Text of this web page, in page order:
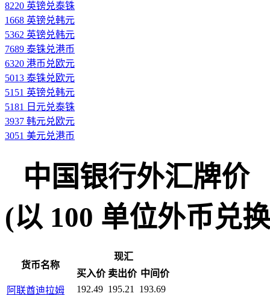
8220 英镑兑泰铢
1668 英镑兑韩元
5362 英镑兑韩元
7689 泰铢兑港币
6320 港币兑欧元
5013 泰铢兑欧元
5151 英镑兑韩元
5181 日元兑泰铢
3937 韩元兑欧元
3051 美元兑港币
中国银行外汇牌价
(以 100 单位外币兑
货币名称
现汇
买入价 卖出价 中间价
阿联酋迪拉姆
192.49 195.21
193.69